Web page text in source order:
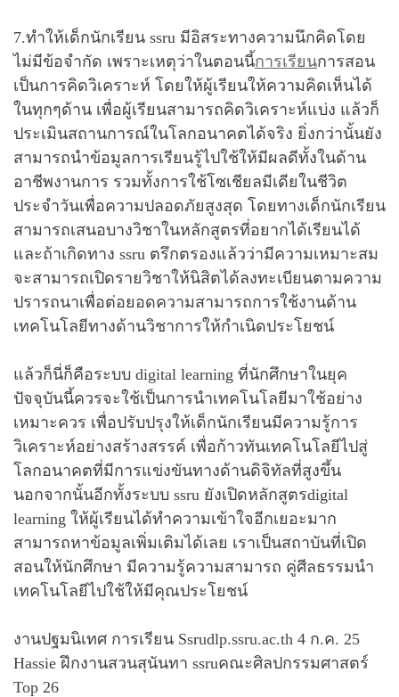
7.ทำให้เด็กนักเรียน ssru มีอิสระทางความนึกคิดโดย
ไม่มีข้อจำกัด เพราะเหตุว่าในตอนนี้การเรียนการสอน
เป็นการคิดวิเคราะห์ โดยให้ผู้เรียนให้ความคิดเห็นได้
ในทุกๆด้าน เพื่อผู้เรียนสามารถคิดวิเคราะห์แบ่ง แล้วก็
ประเมินสถานการณ์ในโลกอนาคตได้จริง ยิ่งกว่านั้นยัง
สามารถนำข้อมูลการเรียนรู้ไปใช้ให้มีผลดีทั้งในด้าน
อาชีพงานการ รวมทั้งการใช้โซเชียลมีเดียในชีวิต
ประจำวันเพื่อความปลอดภัยสูงสุด โดยทางเด็กนักเรียน
สามารถเสนอบางวิชาในหลักสูตรที่อยากได้เรียนได้
และถ้าเกิดทาง ssru ตรึกตรองแล้วว่ามีความเหมาะสม
จะสามารถเปิดรายวิชาให้นิสิตได้ลงทะเบียนตามความ
ปรารถนาเพื่อต่อยอดความสามารถการใช้งานด้าน
เทคโนโลยีทางด้านวิชาการให้กำเนิดประโยชน์
แล้วก็นี่ก็คือระบบ digital learning ที่นักศึกษาในยุค
ปัจจุบันนี้ควรจะใช้เป็นการนำเทคโนโลยีมาใช้อย่าง
เหมาะควร เพื่อปรับปรุงให้เด็กนักเรียนมีความรู้การ
วิเคราะห์อย่างสร้างสรรค์ เพื่อก้าวทันเทคโนโลยีไปสู่
โลกอนาคตที่มีการแข่งขันทางด้านดิจิทัลที่สูงขึ้น
นอกจากนั้นอีกทั้งระบบ ssru ยังเปิดหลักสูตรdigital
learning ให้ผู้เรียนได้ทำความเข้าใจอีกเยอะมาก
สามารถหาข้อมูลเพิ่มเติมได้เลย เราเป็นสถาบันที่เปิด
สอนให้นักศึกษา มีความรู้ความสามารถ คู่ศีลธรรมนำ
เทคโนโลยีไปใช้ให้มีคุณประโยชน์
งานปฐมนิเทศ การเรียน Ssrudlp.ssru.ac.th 4 ก.ค. 25
Hassie ฝึกงานสวนสุนันทา ssruคณะศิลปกรรมศาสตร์
Top 26